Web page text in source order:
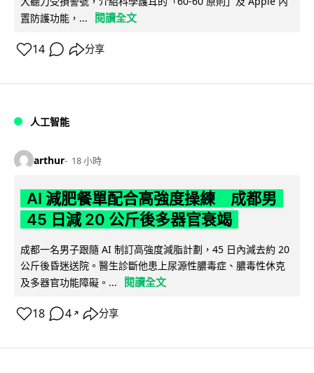
置防護功能，...
閱讀全文
14 分享
人工智能
arthur 18 小時
AI 減肥餐單配合高強度操練 成都男
45 日減 20 公斤後多器官衰竭
成都一名男子跟隨 AI 制訂高強度減脂計劃，45 日內減去約 20
公斤後昏迷送院。醫生診斷他患上尿源性膿毒症、膿毒性休克
及多器官功能障礙。...
閱讀全文
18 4 ↗ 分享